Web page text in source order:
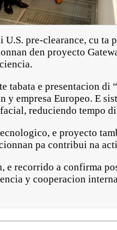
U.S. pre-clearance, cu ta
den proyecto
tabata e presentacion
y empresa Europeo. E
reduciendo tempo
e proyecto
pa contribui na
e recorrido a confirma
y cooperacion